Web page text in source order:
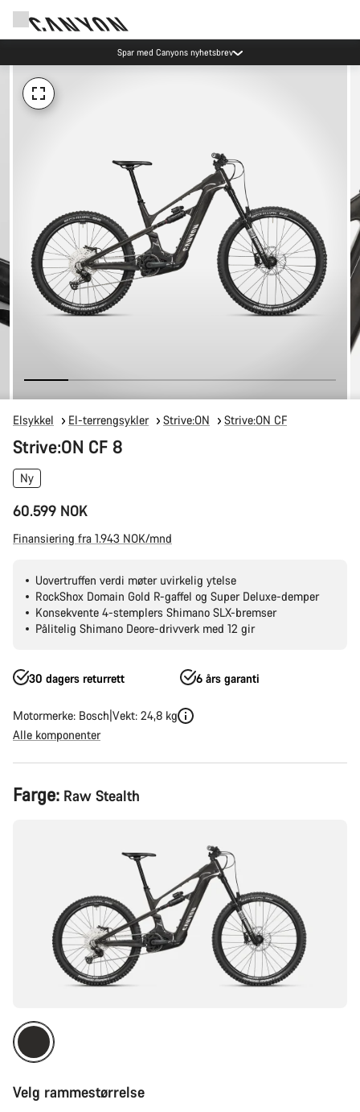
Spar med Canyons nyhetsbrev
Elsykkel El-terrengsykler Strive:ON Strive:ON CF
Strive:ON CF 8
Ny
60.599 NOK
Finansiering fra 1.943 NOK/mnd
Uovertruffen verdi møter uvirkelig ytelse
RockShox Domain Gold R-gaffel og Super Deluxe-demper
Konsekvente 4-stemplers Shimano SLX-bremser
Pålitelig Shimano Deore-drivverk med 12 gir
30 dagers returrett 6 års garanti
Motormerke: Bosch Vekt: 24,8 kg
Alle komponenter
Produktkonfigurasjon
Farge: Raw Stealth
Velg rammestørrelse